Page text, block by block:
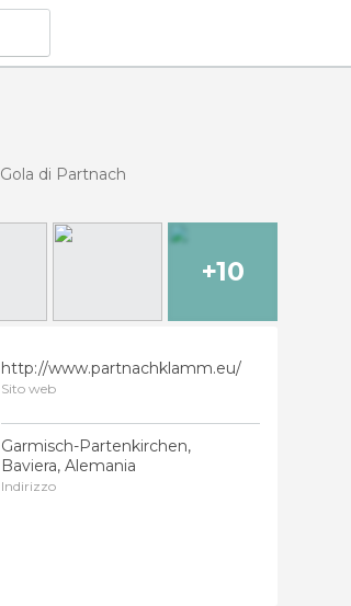
Gola di Partnach
+10
http://www.partnachklamm.eu/
Sito web
Garmisch-Partenkirchen,
Baviera, Alemania
Indirizzo